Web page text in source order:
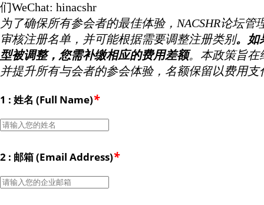
们WeChat: hinacshr
为了确保所有参会者的最佳体验，NACSHR论坛管
审核注册名单，并可能根据需要调整注册类别。如
型被调整，您需补缴相应的费用差额。本政策旨在
并提升所有与会者的参会体验，名额保留以费用支
1 : 姓名 (Full Name)*
2 : 邮箱 (Email Address)*